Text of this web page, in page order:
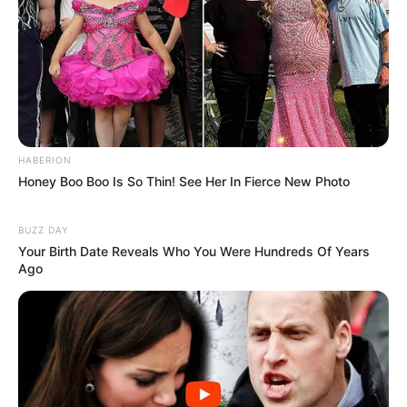
Hidup dimulai ketika kita masih sibuk berencana,
apapun pekerjaanmu, saat kau bekerja, bawa serta
hatimu. many good things will come if you do it with all
your heart
atau penontonnya
Ku tak inginkan kau ragu, aku kan bertahan dalam
hidupmu. Jika engkau pergi hilang dariku
Aku ingin kau merasa, kamu mengerti aku mengerti
kamu
HABERION
Honey Boo Boo Is So Thin! See Her In Fierce New Photo
BUZZ DAY
Your Birth Date Reveals Who You Were Hundreds Of Years
Ago